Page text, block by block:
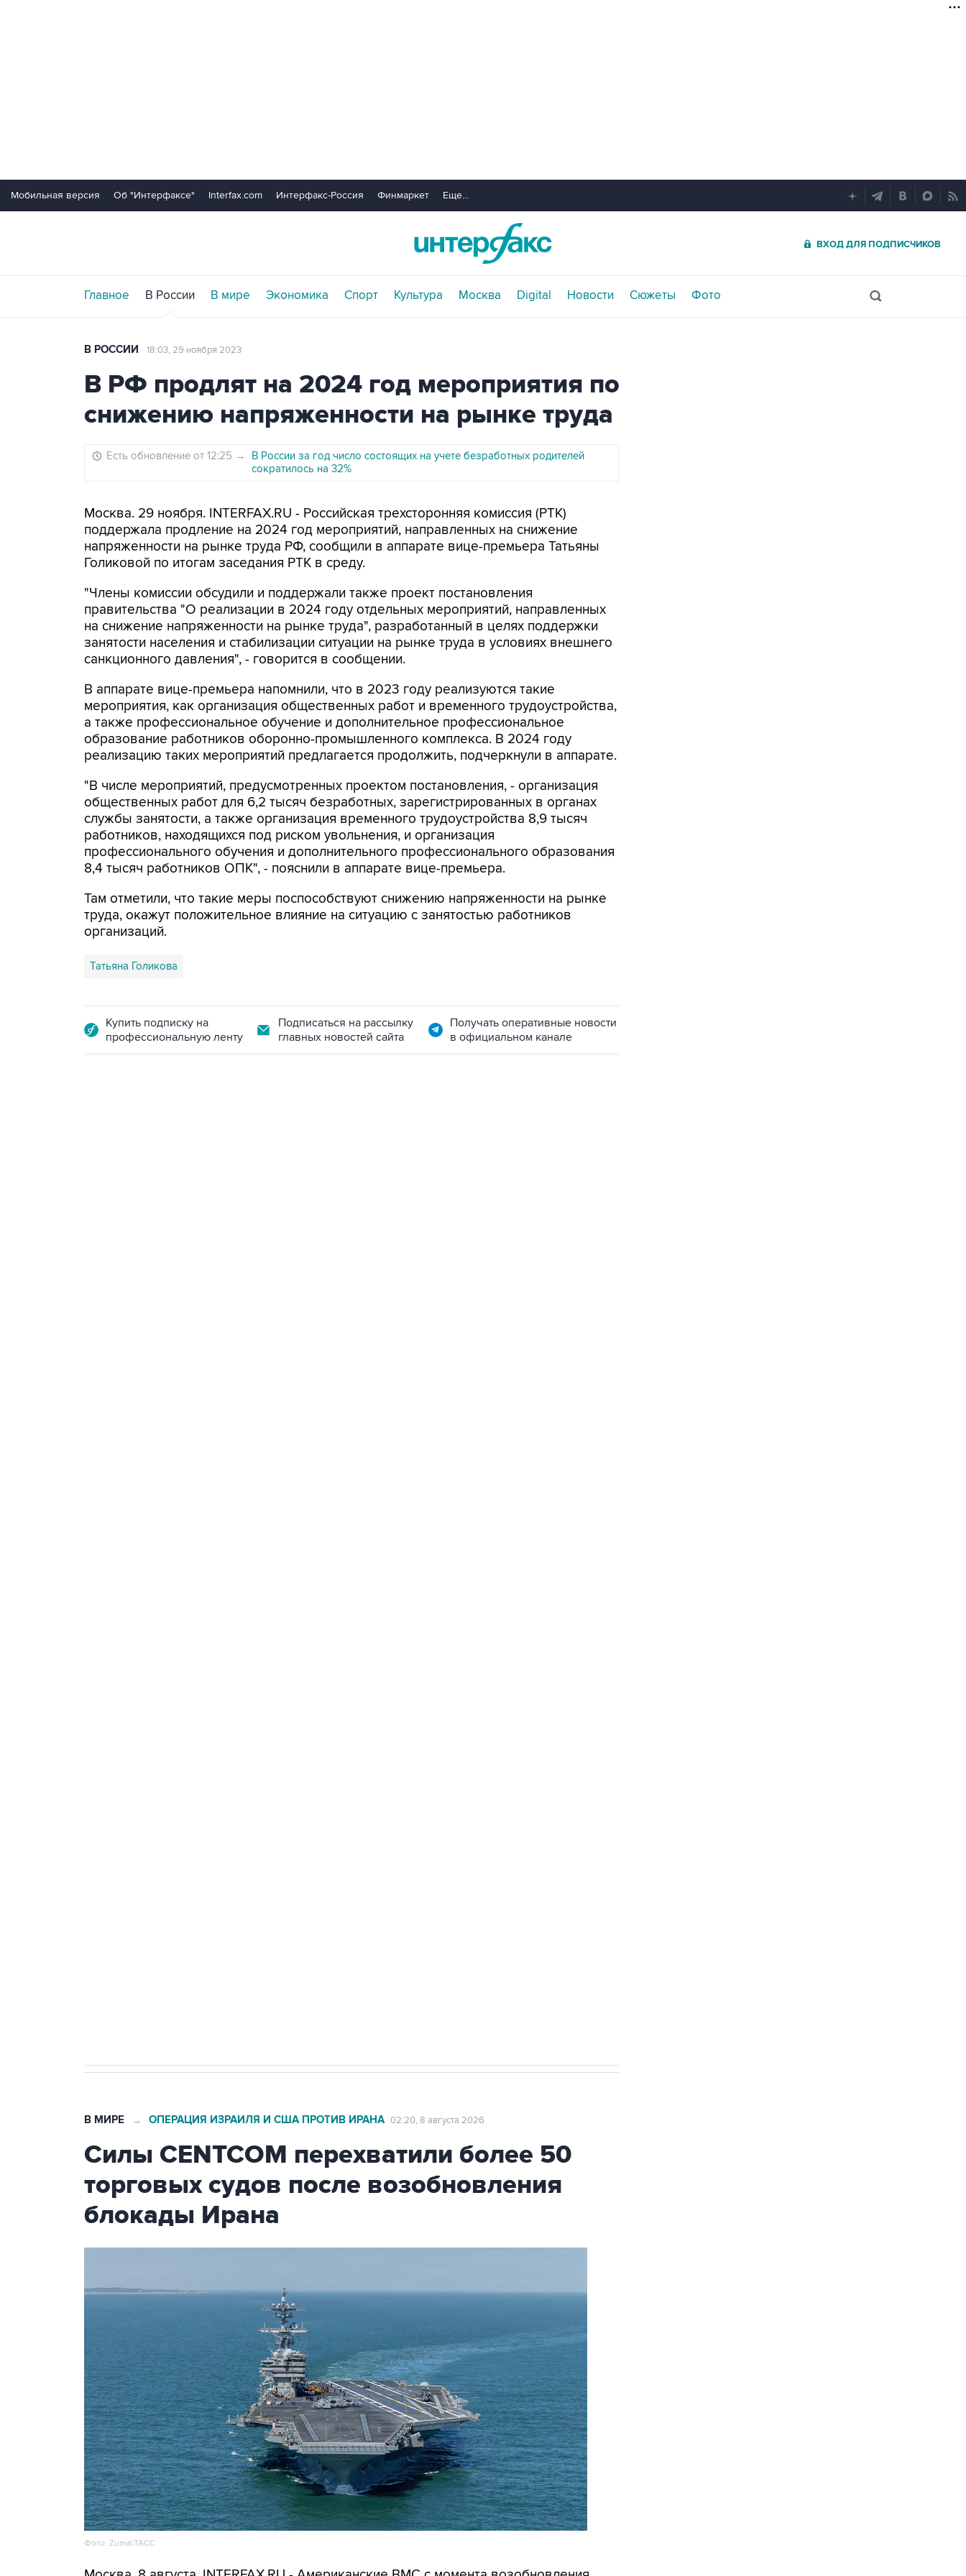
Мобильная версия Об "Интерфаксе" Interfax.com Интерфакс-Россия Финмаркет Еще...
ВХОД ДЛЯ ПОДПИСЧИКОВ
Главное В России В мире Экономика Спорт Культура Москва Digital Новости Сюжеты Фото
В РОССИИ 18:03, 29 ноября 2023
В РФ продлят на 2024 год мероприятия по
снижению напряженности на рынке труда
Есть обновление от 12:25 →
В России за год число состоящих на учете безработных родителей
сократилось на 32%
Москва. 29 ноября. INTERFAX.RU - Российская трехсторонняя комиссия (РТК)
поддержала продление на 2024 год мероприятий, направленных на снижение
напряженности на рынке труда РФ, сообщили в аппарате вице-премьера Татьяны
Голиковой по итогам заседания РТК в среду.
"Члены комиссии обсудили и поддержали также проект постановления
правительства "О реализации в 2024 году отдельных мероприятий, направленных
на снижение напряженности на рынке труда", разработанный в целях поддержки
занятости населения и стабилизации ситуации на рынке труда в условиях внешнего
санкционного давления", - говорится в сообщении.
В аппарате вице-премьера напомнили, что в 2023 году реализуются такие
мероприятия, как организация общественных работ и временного трудоустройства,
а также профессиональное обучение и дополнительное профессиональное
образование работников оборонно-промышленного комплекса. В 2024 году
реализацию таких мероприятий предлагается продолжить, подчеркнули в аппарате.
"В числе мероприятий, предусмотренных проектом постановления, - организация
общественных работ для 6,2 тысяч безработных, зарегистрированных в органах
службы занятости, а также организация временного трудоустройства 8,9 тысяч
работников, находящихся под риском увольнения, и организация
профессионального обучения и дополнительного профессионального образования
8,4 тысяч работников ОПК", - пояснили в аппарате вице-премьера.
Там отметили, что такие меры поспособствуют снижению напряженности на рынке
труда, окажут положительное влияние на ситуацию с занятостью работников
организаций.
Татьяна Голикова
Купить подписку на
профессиональную ленту
Подписаться на рассылку
главных новостей сайта
Получать оперативные новости
в официальном канале
В МИРЕ → ОПЕРАЦИЯ ИЗРАИЛЯ И США ПРОТИВ ИРАНА 02:20, 8 августа 2026
Силы CENTCOM перехватили более 50
торговых судов после возобновления
блокады Ирана
Фото: Zuma\ТАСС